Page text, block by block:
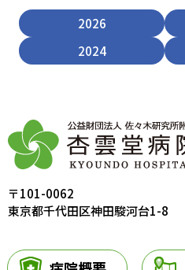
2026
2024
〒101-0062
東京都千代田区神田駿河台1-8